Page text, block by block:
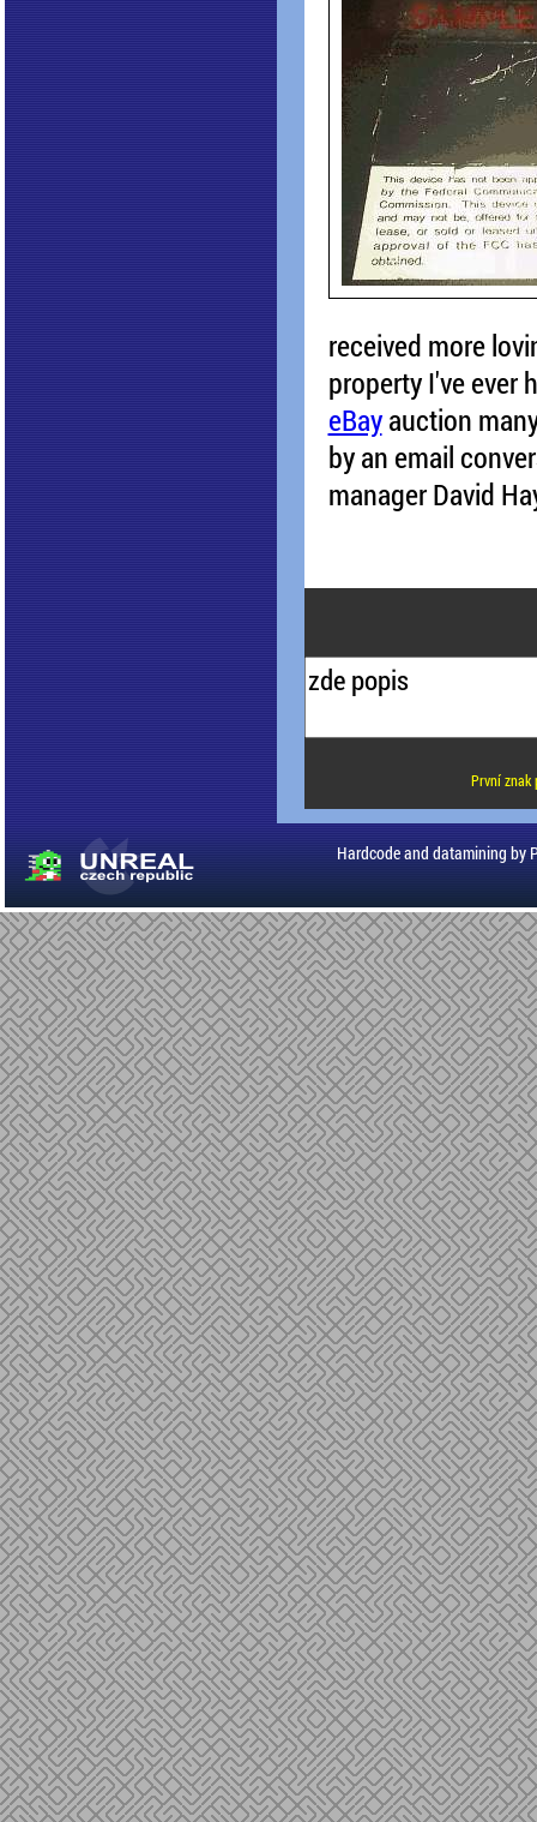
received more
property I've ever
eBayauction
by an email
manager David
První znak
Hardcode and datamining by